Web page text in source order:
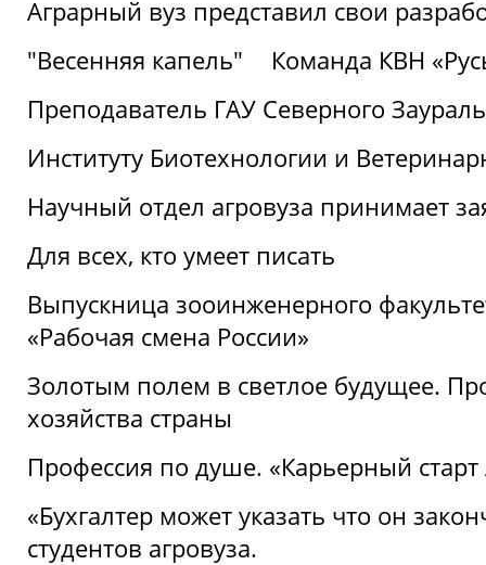
Аграрный вуз представил свои
"Весенняя капель"
Команда КВН
Преподаватель ГАУ Северного
Институту Биотехнологии и
Научный отдел агровуза принимает
Для всех, кто умеет писать
Выпускница зооинженерного
«Рабочая смена России»
Золотым полем в светлое будущее.
хозяйства страны
Профессия по душе. «Карьерный
«Бухгалтер может указать что он
студентов агровуза.